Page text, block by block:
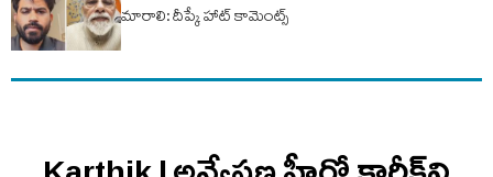
మారాలి: దీప్కే హాట్ కామెంట్స్